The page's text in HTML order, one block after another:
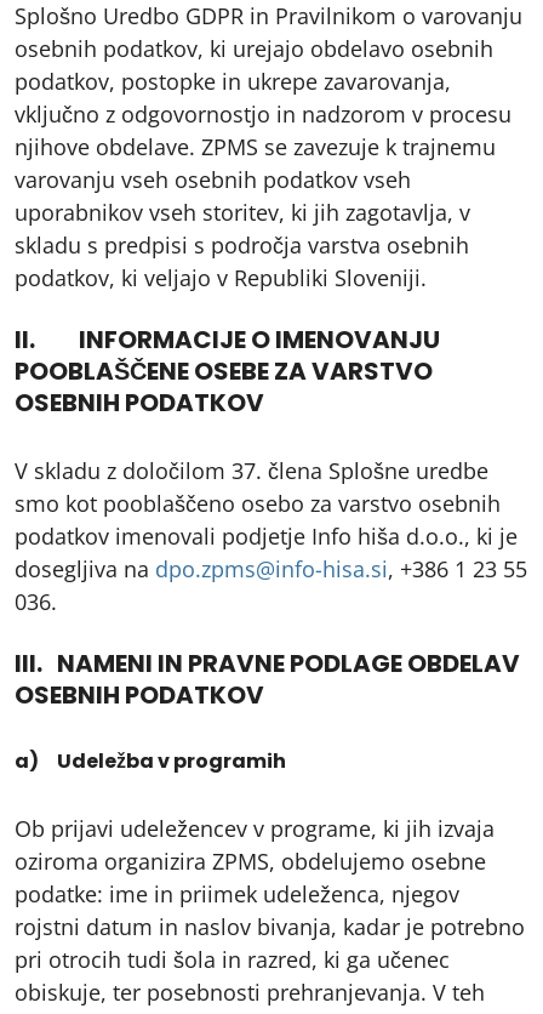
Splošno Uredbo GDPR in Pravilnikom o varovanju
osebnih podatkov, ki urejajo obdelavo osebnih
podatkov, postopke in ukrepe zavarovanja,
vključno z odgovornostjo in nadzorom v procesu
njihove obdelave. ZPMS se zavezuje k trajnemu
varovanju vseh osebnih podatkov vseh
uporabnikov vseh storitev, ki jih zagotavlja, v
skladu s predpisi s področja varstva osebnih
podatkov, ki veljajo v Republiki Sloveniji.
II. INFORMACIJE O IMENOVANJU
POOBLAŠČENE OSEBE ZA VARSTVO
OSEBNIH PODATKOV
V skladu z določilom 37. člena Splošne uredbe
smo kot pooblaščeno osebo za varstvo osebnih
podatkov imenovali podjetje Info hiša d.o.o., ki je
dosegljiva na dpo.zpms@info-hisa.si, +386 1 23 55
036.
III. NAMENI IN PRAVNE PODLAGE OBDELAV
OSEBNIH PODATKOV
a) Udeležba v programih
Ob prijavi udeležencev v programe, ki jih izvaja
oziroma organizira ZPMS, obdelujemo osebne
podatke: ime in priimek udeleženca, njegov
rojstni datum in naslov bivanja, kadar je potrebno
pri otrocih tudi šola in razred, ki ga učenec
obiskuje, ter posebnosti prehranjevanja. V teh